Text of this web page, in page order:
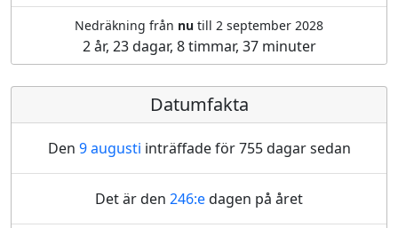
Nedräkning från nu till 2 september 2028
2 år, 23 dagar, 8 timmar, 37 minuter
Datumfakta
Den 9 augusti inträffade för 755 dagar sedan
Det är den 246:edagen på året